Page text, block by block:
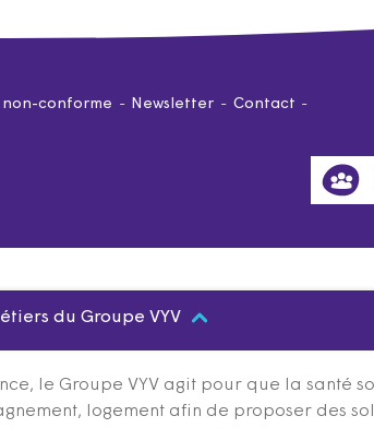
non-conforme Newsletter Contact
du Groupe VYV
le Groupe VYV agit pour que la santé
logement afin de proposer des